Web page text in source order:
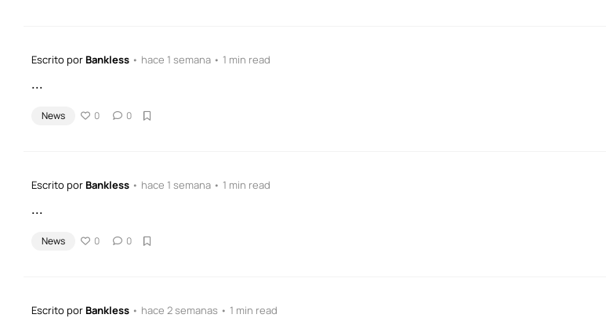
Escrito porBankless • hace 1 semana • 1 min read
...
News 0 0
Escrito porBankless • hace 1 semana • 1 min read
...
News 0 0
Escrito porBankless • hace 2 semanas • 1 min read